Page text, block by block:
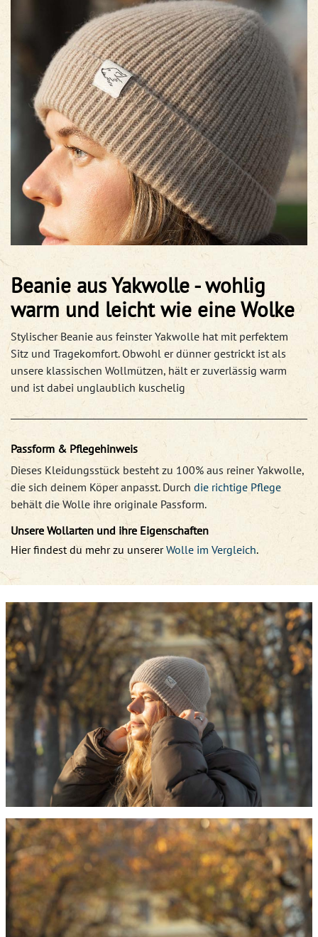
Beanie aus Yakwolle - wohlig
warm und leicht wie eine Wolke
Stylischer Beanie aus feinster Yakwolle hat mit perfektem
Sitz und Tragekomfort. Obwohl er dünner gestrickt ist als
unsere klassischen Wollmützen, hält er zuverlässig warm
und ist dabei unglaublich kuschelig
Passform & Pflegehinweis
Dieses Kleidungsstück besteht zu 100% aus reiner Yakwolle,
die sich deinem Köper anpasst. Durch die richtige Pflege
behält die Wolle ihre originale Passform.
Unsere Wollarten und ihre Eigenschaften
Hier findest du mehr zu unserer Wolle im Vergleich.